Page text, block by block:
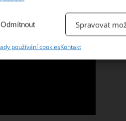
přenášených informací.
reklamy a obsahu,
údajů.
Odmítnout Spravovat
používání cookiesKontakt